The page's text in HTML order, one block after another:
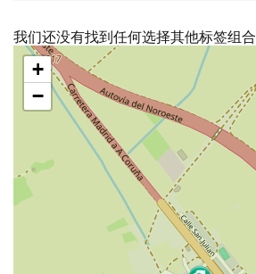
我们还没有找到任何选择其他标签组合
跳
地
图
+
−